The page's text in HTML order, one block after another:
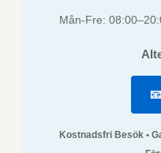
Mån-Fre:
Kostnadsfri Besök •